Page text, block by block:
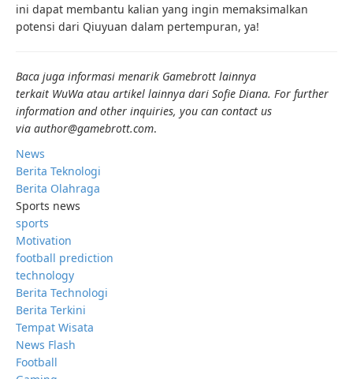
ini dapat membantu kalian yang ingin memaksimalkan
potensi dari Qiuyuan dalam pertempuran, ya!
Baca juga informasi menarik Gamebrott lainnya
terkait WuWa atau artikel lainnya dari Sofie Diana. For further
information and other inquiries, you can contact us
via author@gamebrott.com.
News
Berita Teknologi
Berita Olahraga
Sports news
sports
Motivation
football prediction
technology
Berita Technologi
Berita Terkini
Tempat Wisata
News Flash
Football